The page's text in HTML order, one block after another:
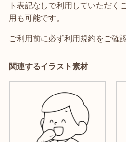
ト表記なしで利用していただく
用も可能です。
ご利用前に必ず利用規約をご確
関連するイラスト素材